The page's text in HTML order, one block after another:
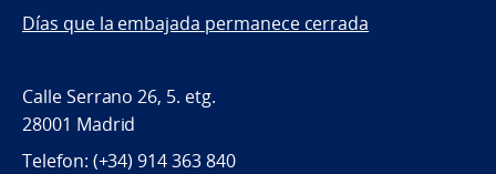
Días que la embajada permanece cerrada
Calle Serrano 26, 5. etg.
28001 Madrid
Telefon: (+34) 914 363 840